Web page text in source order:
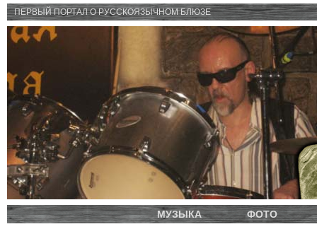
ПЕРВЫЙ ПОРТАЛ O РУССКОЯЗЫЧНОМ БЛЮЗЕ
МУЗЫКА ФОТО